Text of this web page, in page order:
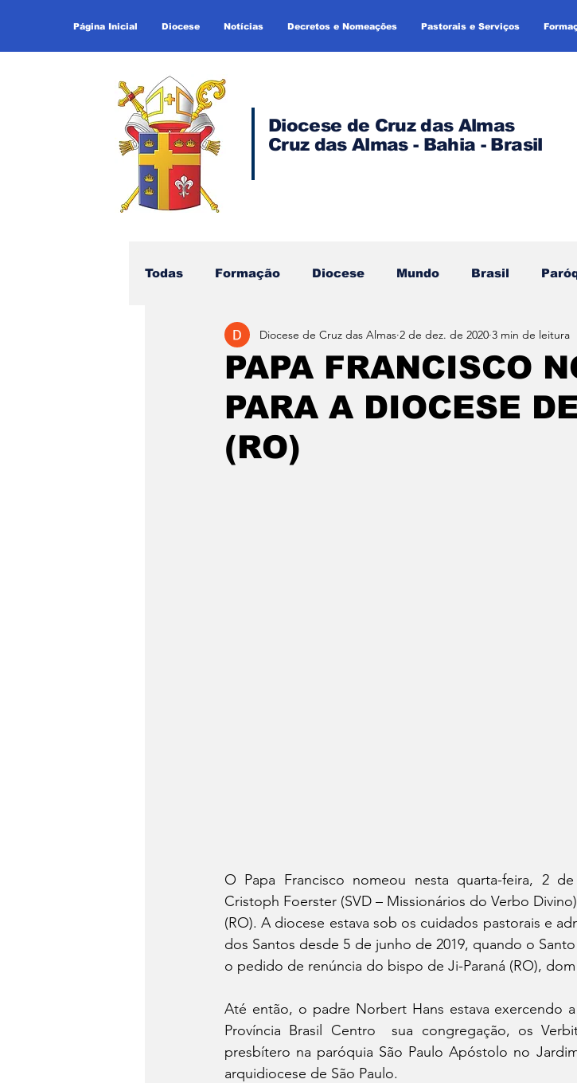
Página Inicial Diocese Notícias Decretos e Nomeações Pastorais e Serviços
Diocese de Cruz das Almas
Cruz das Almas - Bahia - Brasil
Todas Formação Diocese Mundo Brasil
PAPA FRANCISCO
PARA A DIOCESE
(RO)
Diocese de Cruz das Almas 2 de dez. de 2020 3 min de leitura
O Papa Francisco nomeou nesta quarta-feira, 2
Cristoph Foerster (SVD – Missionários do Verbo
(RO). A diocese estava sob os cuidados pastorais e
dos Santos desde 5 de junho de 2019, quando o
o pedido de renúncia do bispo de Ji-Paraná (RO),
Até então, o padre Norbert Hans estava exercendo
Província Brasil Centro  sua congregação, os
presbítero na paróquia São Paulo Apóstolo no
arquidiocese de São Paulo.